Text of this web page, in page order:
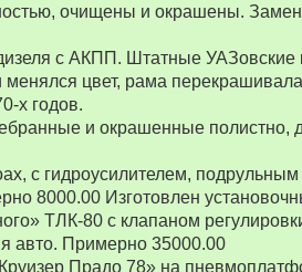
очищены и окрашены.
с АКПП. Штатные
цвет, рама
х годов.
и окрашенные полистно,
с гидроусилителем,
8000.00 Изготовлен
ТЛК-80 с клапаном
авто. Примерно 35000.00
Прадо 78» на